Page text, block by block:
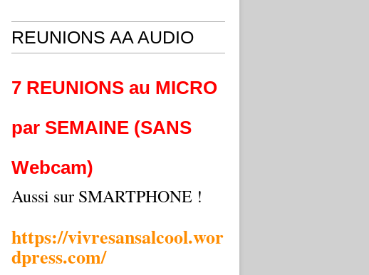
REUNIONS AA AUDIO
7 REUNIONS au MICRO
par SEMAINE (SANS
Webcam)
Aussi sur SMARTPHONE !
https://vivresansalcool.wor
dpress.com/